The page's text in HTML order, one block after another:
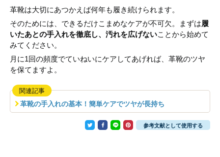
革靴は大切にあつかえば何年も履き続けられます。
そのためには、できるだけこまめなケアが不可欠。まずは履
いたあとの手入れを徹底し、汚れを広げないことから始めて
みてください。
月に1回の頻度でていねいにケアしてあげれば、革靴のツヤ
を保てますよ。
関連記事
革靴の手入れの基本！簡単ケアでツヤが長持ち
参考文献として使用する